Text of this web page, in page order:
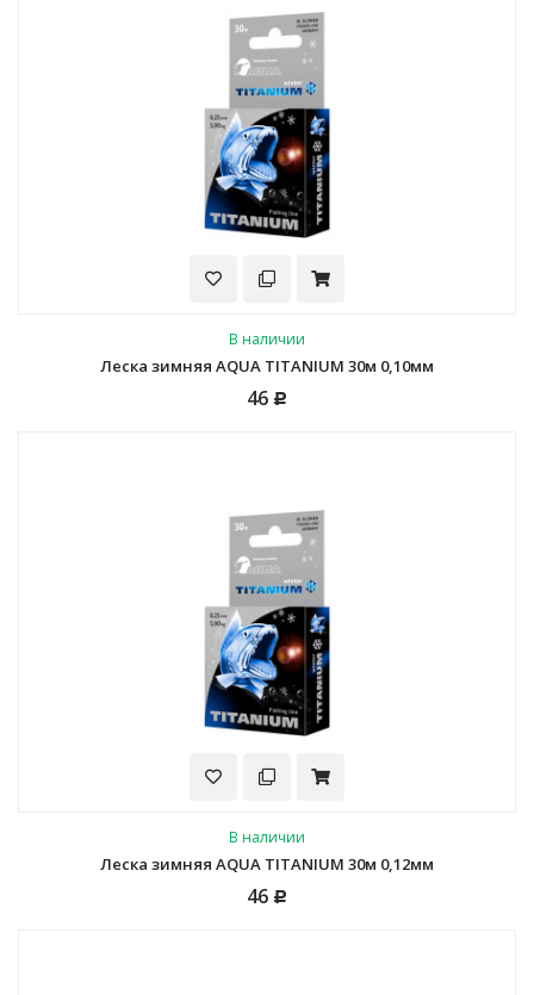
В наличии
Леска зимняя AQUA TITANIUM 30м 0,10мм
46 Р
В наличии
Леска зимняя AQUA TITANIUM 30м 0,12мм
46 Р